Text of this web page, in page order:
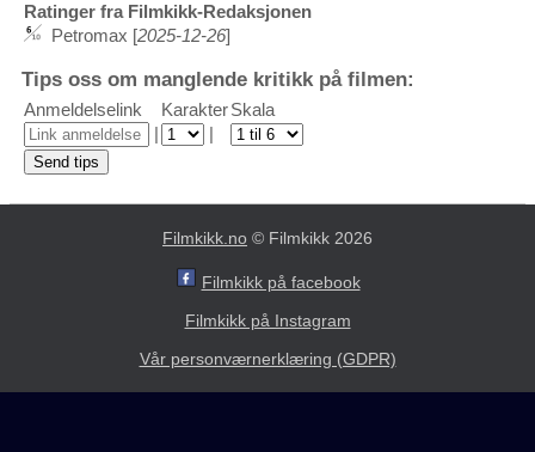
Ratinger fra Filmkikk-Redaksjonen
Petromax [2025-12-26]
Tips oss om manglende kritikk på filmen:
Anmeldelselink KarakterSkala
|
|
Filmkikk.no © Filmkikk 2026
Filmkikk på facebook
Filmkikk på Instagram
Vår personværnerklæring (GDPR)